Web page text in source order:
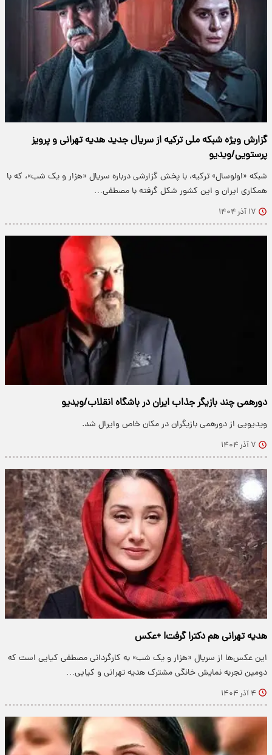
گزارش ویژه شبکه ملی ترکیه از سریال جدید هدیه تهرانی و پرویز
پرستویی/ویدیو
شبکه «اولوسال» ترکیه، با پخش گزارشی درباره سریال «هزار و یک شب»، که با
همکاری ایران و این کشور شکل گرفته با مصطفی…
۱۷ آذر ۱۴۰۴
دورهمی چند بازیگر جذاب ایران در باشگاه انقلاب/ویدیو
ویدیویی از دورهمی بازیگران در مکان خاص وایرال شد.
۷ آذر ۱۴۰۴
هدیه تهرانی هم دکترا گرفت! +عکس
این عکس‌ها از سریال «هزار و یک شب» به کارگردانی مصطفی کیایی است که
دومین تجربه نمایش خانگی مشترک هدیه تهرانی و کیایی…
۴ آذر ۱۴۰۴